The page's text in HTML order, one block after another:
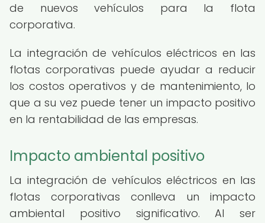
de nuevos vehículos para la flota
corporativa.
La integración de vehículos eléctricos en las
flotas corporativas puede ayudar a reducir
los costos operativos y de mantenimiento, lo
que a su vez puede tener un impacto positivo
en la rentabilidad de las empresas.
Impacto ambiental positivo
La integración de vehículos eléctricos en las
flotas corporativas conlleva un impacto
ambiental positivo significativo. Al ser